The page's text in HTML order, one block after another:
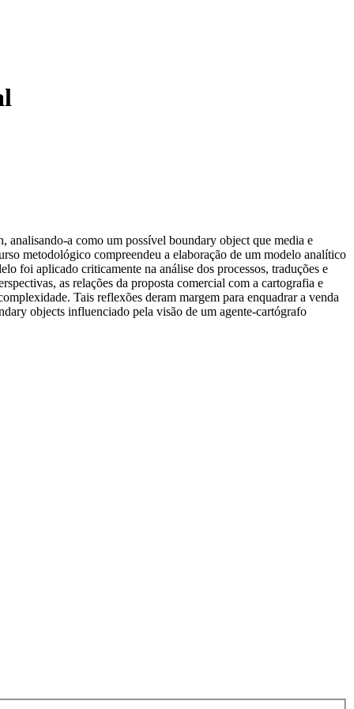
analisando-a como um possível boundary object que media e
metodológico compreendeu a elaboração de um modelo analítico
foi aplicado criticamente na análise dos processos, traduções e
as relações da proposta comercial com a cartografia e
Tais reflexões deram margem para enquadrar a venda
objects influenciado pela visão de um agente-cartógrafo